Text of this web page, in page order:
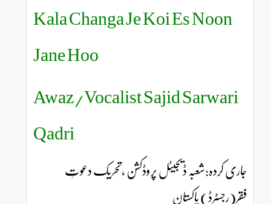
Kala Changa Je Koi Es Noon
Jane Hoo
Awaz/Vocalist Sajid Sarwari
Qadri
جاری کردہ:شعبہ ڈیجیٹل پروڈکشن ،تحریک دعوتِ
فقر(رجسٹرڈ) پاکستان